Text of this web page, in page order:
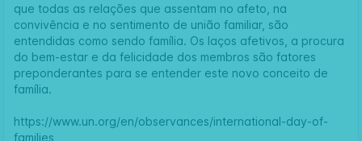
que todas as relações que assentam no afeto, na
convivência e no sentimento de união familiar, são
entendidas como sendo família. Os laços afetivos, a procura
do bem-estar e da felicidade dos membros são fatores
preponderantes para se entender este novo conceito de
família.
https://www.un.org/en/observances/international-day-of-
families